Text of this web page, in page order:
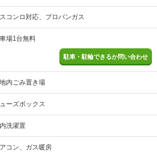
コンロ対応、プロパンガス
場1台無料
駐車・駐輪できるか問い合わせ
内ごみ置き場
ーズボックス
洗濯置
コン、ガス暖房